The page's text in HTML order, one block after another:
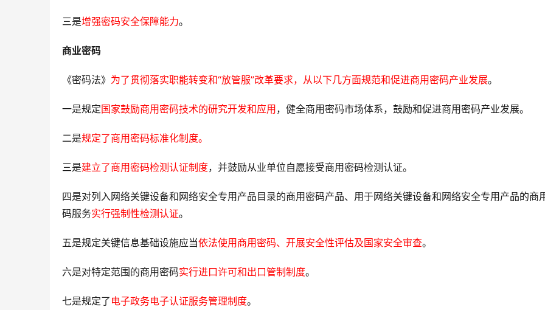
三是增强密码安全保障能力。
商业密码
《密码法》 为了贯彻落实职能转变和“放管服”改革要求，从以下几方面规范和促进商用密码产业发展。
一是规定国家鼓励商用密码技术的研究开发和应用 ，健全商用密码市场体系，鼓励和促进商用密码产业发展。
二是规定了商用密码标准化制度。
三是建立了商用密码检测认证制度，并鼓励从业单位自愿接受商用密码检测认证。
四是对列入网络关键设备和网络安全专用产品目录的商用密码产品、用于网络关键设备和网络安全专用产品的商
码服务实行强制性检测认证。
五是规定关键信息基础设施应当依法使用商用密码、开展安全性评估及国家安全审查。
六是对特定范围的商用密码实行进口许可和出口管制制度。
七是规定了 电子政务电子认证服务管理制度。